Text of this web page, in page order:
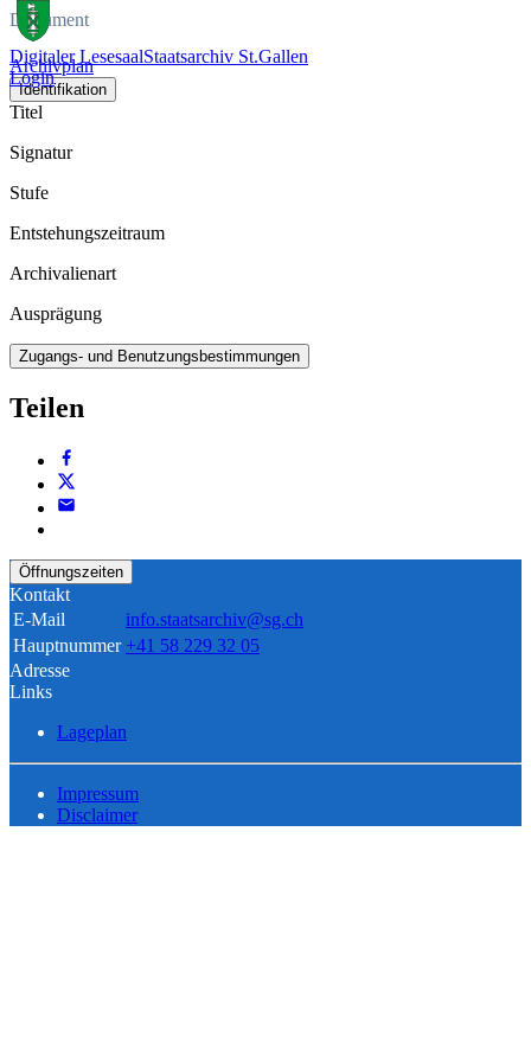
Digitaler LesesaalStaatsarchiv St.Gallen
Login
Dokument
Archivplan
Identifikation
Titel
Signatur
Stufe
Entstehungszeitraum
Archivalienart
Ausprägung
Zugangs- und Benutzungsbestimmungen
Teilen
Öffnungszeiten
Kontakt
E-Mail
info.staatsarchiv@sg.ch
Hauptnummer +41 58 229 32 05
Adresse
Links
Lageplan
Impressum
Disclaimer